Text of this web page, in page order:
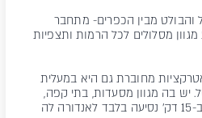
מבין הכפרים- מתחבר
מסלולים לכל הרמות ותצפיות
מחוברת גם היא במעלית
יש בה מגוון מסעדות, בתי קפה,
ברים ואוטובוס שיוביל אתכם ב-15 דק' נסיעה בלבד לאנדורה לה